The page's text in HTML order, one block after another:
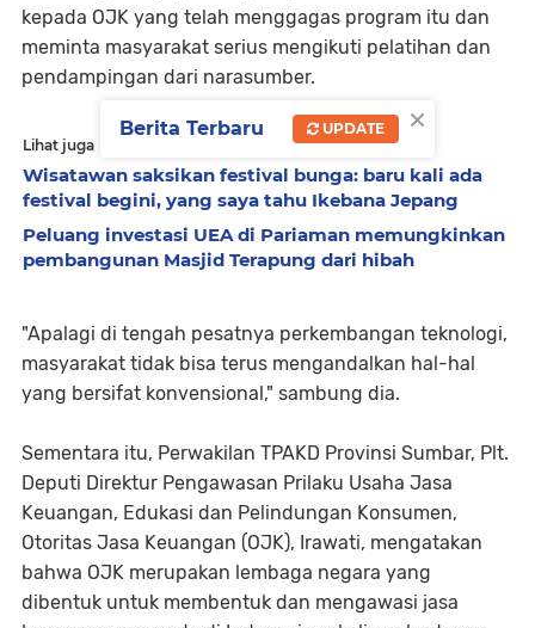
kepada OJK yang telah menggagas program itu dan
meminta masyarakat serius mengikuti pelatihan dan
pendampingan dari narasumber.
Lihat juga
Wisatawan saksikan festival bunga: baru kali ada
festival begini, yang saya tahu Ikebana Jepang
Peluang investasi UEA di Pariaman memungkinkan
pembangunan Masjid Terapung dari hibah
"Apalagi di tengah pesatnya perkembangan teknologi,
masyarakat tidak bisa terus mengandalkan hal-hal
yang bersifat konvensional," sambung dia.
Sementara itu, Perwakilan TPAKD Provinsi Sumbar, Plt.
Deputi Direktur Pengawasan Prilaku Usaha Jasa
Keuangan, Edukasi dan Pelindungan Konsumen,
Otoritas Jasa Keuangan (OJK), Irawati, mengatakan
bahwa OJK merupakan lembaga negara yang
dibentuk untuk membentuk dan mengawasi jasa
×
Berita Terbaru UPDATE